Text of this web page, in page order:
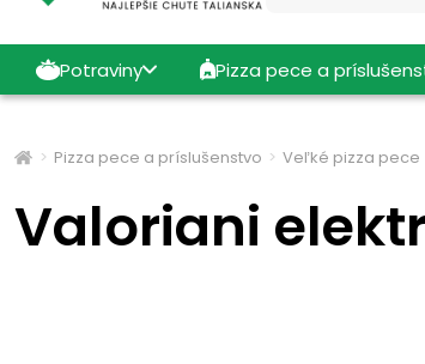
Potraviny Pizza pece a
Pizza pece a príslušenstvo Veľké pizza pece
Valoriani